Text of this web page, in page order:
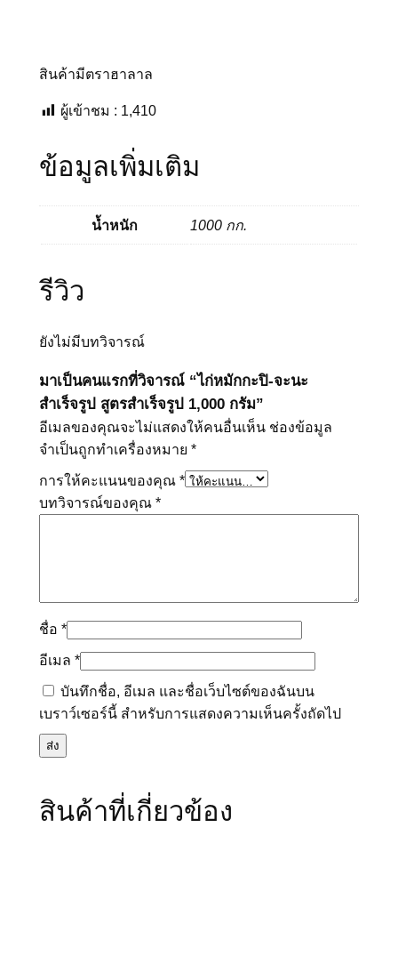
ม
น
สินค้ามีตราฮาลาล
ผู้เข้าชม : 1,410
ข้อมูลเพิ่มเติม
น้ำหนัก 1000 กก.
รีวิว
ยังไม่มีบทวิจารณ์
มาเป็นคนแรกที่วิจารณ์ “ไก่หมักกะปิ-จะนะ
สำเร็จรูป สูตรสำเร็จรูป 1,000 กรัม”
อีเมลของคุณจะไม่แสดงให้คนอื่นเห็น ช่องข้อมูล
จำเป็นถูกทำเครื่องหมาย *
การให้คะแนนของคุณ *
บทวิจารณ์ของคุณ *
ชื่อ *
อีเมล *
บันทึกชื่อ, อีเมล และชื่อเว็บไซต์ของฉันบน
เบราว์เซอร์นี้ สำหรับการแสดงความเห็นครั้งถัดไป
สินค้าที่เกี่ยวข้อง